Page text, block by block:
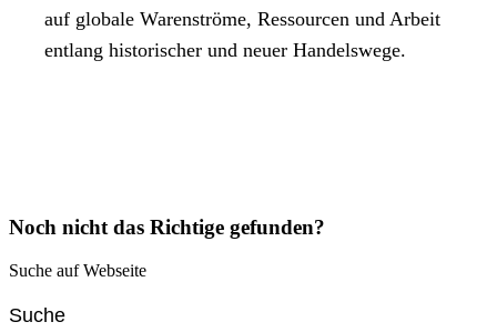
auf globale Warenströme, Ressourcen und Arbeit
entlang historischer und neuer Handelswege.
Noch nicht das Richtige gefunden?
Suche auf Webseite